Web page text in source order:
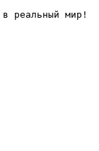
реальный мир!